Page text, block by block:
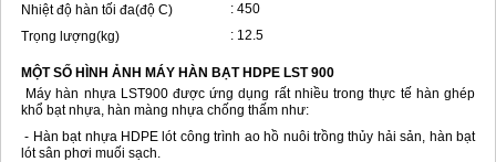
Nhiệt độ hàn tối đa(độ C)
Trọng lượng(kg)
: 450
: 12.5
MỘT SỐ HÌNH ẢNH MÁY HÀN BẠT HDPE LST 900
Máy hàn nhựa LST900 được ứng dụng rất nhiều trong thực tế hàn ghép
khổ bạt nhựa, hàn màng nhựa chống thấm như:
- Hàn bạt nhựa HDPE lót công trình ao hồ nuôi trồng thủy hải sản, hàn bạt
lót sân phơi muối sạch.